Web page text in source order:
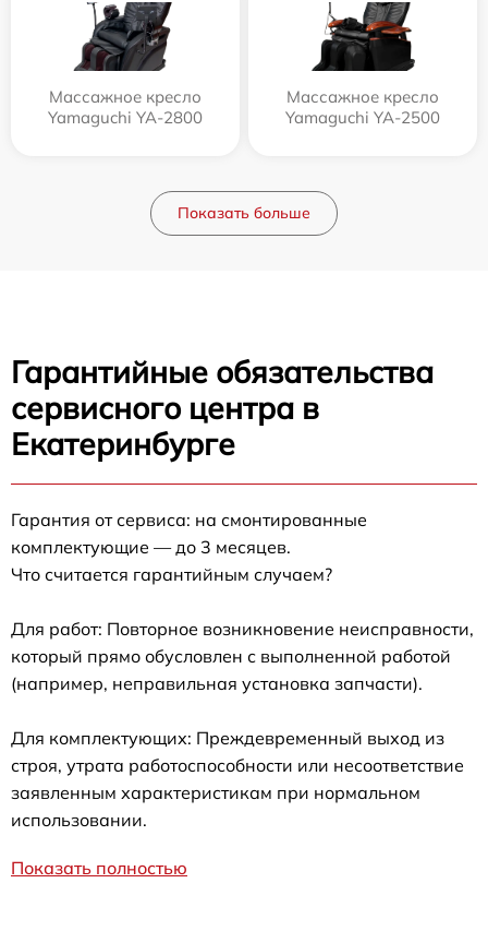
Массажное кресло
Yamaguchi YA-2800
Массажное кресло
Yamaguchi YA-2500
Показать больше
Гарантийные обязательства
сервисного центра в
Екатеринбурге
Гарантия от сервиса: на смонтированные
комплектующие — до 3 месяцев.
Что считается гарантийным случаем?
Для работ: Повторное возникновение неисправности,
который прямо обусловлен с выполненной работой
(например, неправильная установка запчасти).
Для комплектующих: Преждевременный выход из
строя, утрата работоспособности или несоответствие
заявленным характеристикам при нормальном
использовании.
Показать полностью